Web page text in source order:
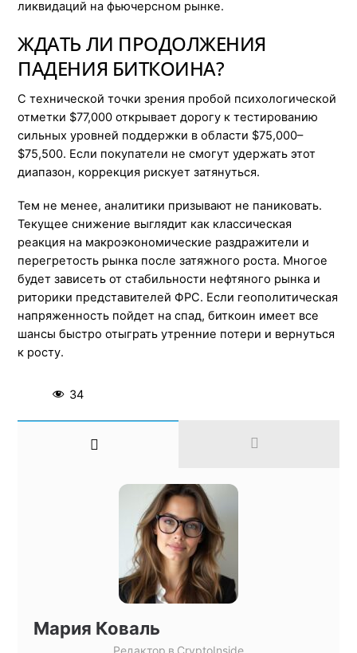
ликвидаций на фьючерсном рынке.
ЖДАТЬ ЛИ ПРОДОЛЖЕНИЯ
ПАДЕНИЯ БИТКОИНА?
С технической точки зрения пробой психологической
отметки $77,000 открывает дорогу к тестированию
сильных уровней поддержки в области $75,000–
$75,500. Если покупатели не смогут удержать этот
диапазон, коррекция рискует затянуться.
Тем не менее, аналитики призывают не паниковать.
Текущее снижение выглядит как классическая
реакция на макроэкономические раздражители и
перегретость рынка после затяжного роста. Многое
будет зависеть от стабильности нефтяного рынка и
риторики представителей ФРС. Если геополитическая
напряженность пойдет на спад, биткоин имеет все
шансы быстро отыграть утренние потери и вернуться
к росту.
34
Мария Коваль